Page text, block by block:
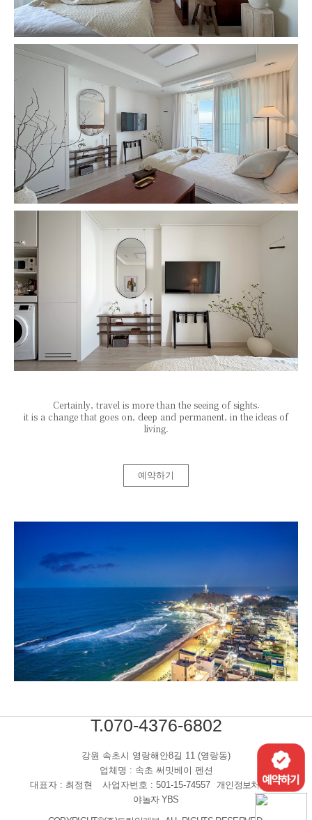
Certainly, travel is more than the seeing of sights.
it is a change that goes on, deep and permanent, in the ideas of
living.
예약하기
T.070-4376-6802
강원 속초시 영랑해안8길 11 (영랑동)
업체명 : 속초 써밋베이 펜션
대표자 : 최정현
사업자번호 : 501-15-74557
개인정보처리방침
야놀자 YBS